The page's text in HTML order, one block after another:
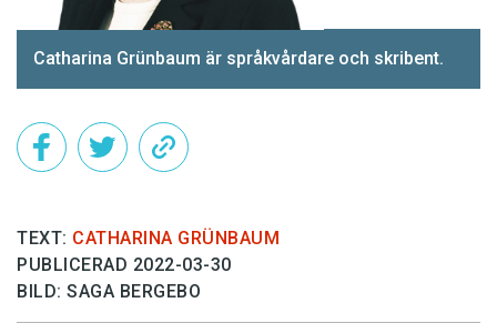
Catharina Grünbaum är språkvårdare och skribent.
TEXT: CATHARINA GRÜNBAUM
PUBLICERAD 2022-03-30
BILD: SAGA BERGEBO